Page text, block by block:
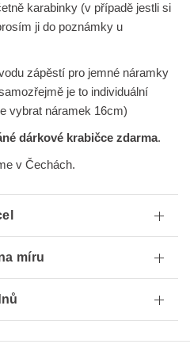
karabinky (v případě jestli si
ji do poznámky u
zápěstí pro jemné náramky
je to individuální
vybrat náramek 16cm)
dárkové krabičce zdarma.
v Čechách.
míru